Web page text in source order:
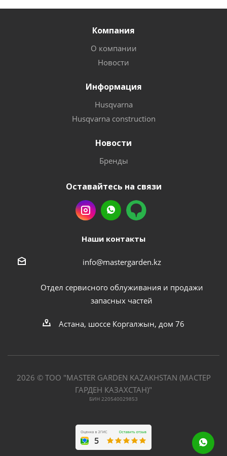
Компания
О компании
Новости
Информация
Husqvarna
Husqvarna construction
Новости
Бренды
Оставайтесь на связи
Наши контакты
info@mastergarden.kz
Отдел сервисного облуживания и продажи
запасных частей
Астана, шоссе Коргалжын, дом 76
2026 © ТОО "MASTER GARDEN KAZAKHSTAN (МАСТЕР
ГАРДЕН КАЗАХСТАН)"
БИН 220540029853